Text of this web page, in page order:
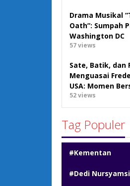
Drama Musikal
Oath”: Sumpah
Washington DC
57 views
Sate, Batik, dan
Menguasai
USA: Momen
52 views
Tag Populer
#Kementan
#Dedi Nursyamsi